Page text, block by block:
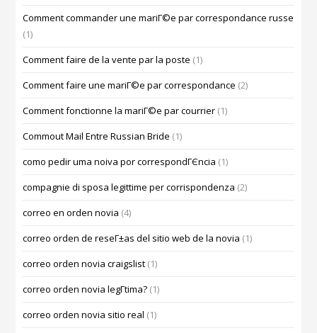
Comment commander une mariГ©e par correspondance russe
(1)
Comment faire de la vente par la poste (1)
Comment faire une mariГ©e par correspondance (2)
Comment fonctionne la mariГ©e par courrier (1)
Commout Mail Entre Russian Bride (1)
como pedir uma noiva por correspondГЄncia (1)
compagnie di sposa legittime per corrispondenza (2)
correo en orden novia (4)
correo orden de reseГ±as del sitio web de la novia (1)
correo orden novia craigslist (1)
correo orden novia legГ­tima? (1)
correo orden novia sitio real (1)